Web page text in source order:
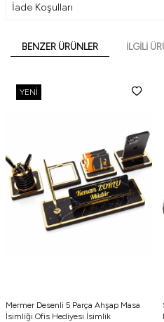
Yazı Tipi : Uv Baskılı
Memer Desenli Ahşap
Memer Desenli Ahşap Not
Memer Desenli Ahşap 4
İade Koşulları
BENZER ÜRÜNLER İLGILI
YENI
Mermer Desenli 5 Parça Ahşap Masa
İsimliği Ofis Hediyesi İsimlik